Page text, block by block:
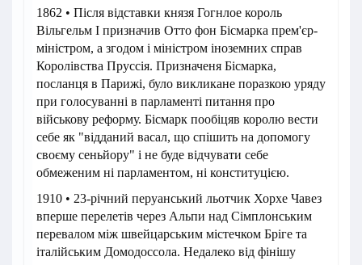
1862 • Після відставки князя Гогнлое король
Вільгельм I призначив Отто фон Бісмарка прем'єр-
міністром, а згодом і міністром іноземних справ
Королівства Пруссія. Призначеня Бісмарка,
посланця в Парижі, було викликане поразкою уряду
при голосуванні в парламенті питання про
військову реформу. Бісмарк пообіцяв королю вести
себе як "відданий васал, що спішить на допомогу
своєму сеньйору" і не буде відчувати себе
обмеженим ні парламентом, ні конституцією.
1910 • 23-річний перуанський льотчик Хорхе Чавез
вперше перелетів через Альпи над Сімплонським
перевалом між швейцарським містечком Бріге та
італійським Домодоссола. Недалеко від фінішу